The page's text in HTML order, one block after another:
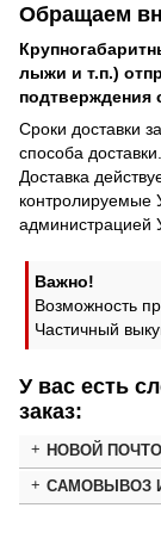
Обращаем
лыжи и т.п.)
подтверждения
Сроки доставки
способа доставки.
Доставка
контролируемые
администрацией
Важно!
Возможность
Частичный
У вас есть
заказ:
НОВОЙ
САМОВЫВОЗ